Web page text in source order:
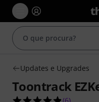
Updates e Upgrades
Toontrack
4.8 de 5